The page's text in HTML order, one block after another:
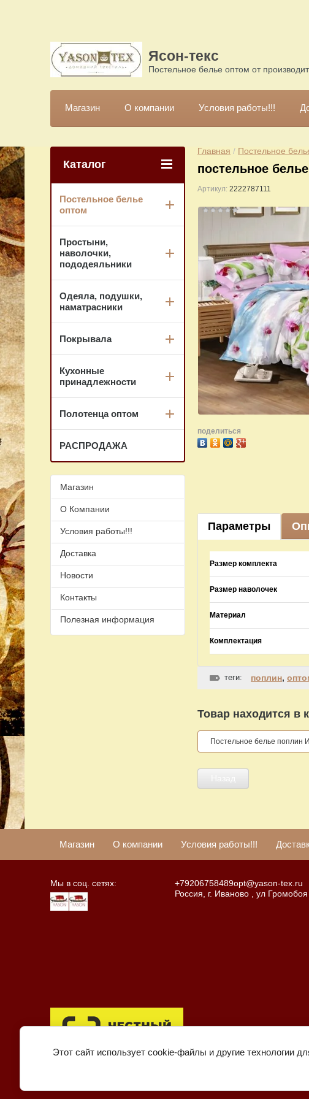
Ясон-текс
Постельное белье оптом от
Магазин О компании Условия работы!!!
Главная / Постельное
постельное
Артикул: 2222787111
поделиться
Параметры
Размер комплекта
Размер наволочек
Материал
Комплектация
теги: поплин,
Товар находится в
Постельное белье поплин
Каталог
Постельное белье
оптом
Простыни,
наволочки,
пододеяльники
Одеяла, подушки,
наматрасники
Покрывала
Кухонные
принадлежности
Полотенца оптом
РАСПРОДАЖА
Магазин
О Компании
Условия работы!!!
Доставка
Новости
Контакты
Полезная информация
Магазин О компании Условия работы!!!
+79206758489opt@yason-tex.ru
Россия, г. Иваново , ул
Мы в соц. сетях:
Этот сайт использует cookie-файлы и другие технологии